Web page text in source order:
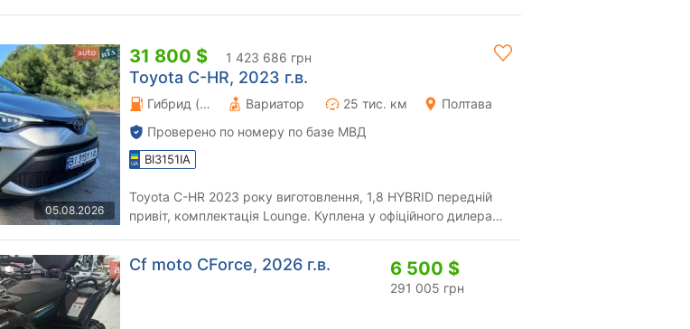
05.08.2026
31 800 $ 1 423 686 грн
Toyota C-HR, 2023 г.в.
Гибрид (HEV) 1.8 л. Вариатор 25 тис. км
Полтава
Проверено по номеру по базе МВД
BI3151IA
Toyota C-HR 2023 року виготовлення, 1,8 HYBRID передній
привіт, комплектація Lounge. Куплена у офіційного дилера
Cf moto CForce, 2026 г.в. 6 500 $
291 005 грн